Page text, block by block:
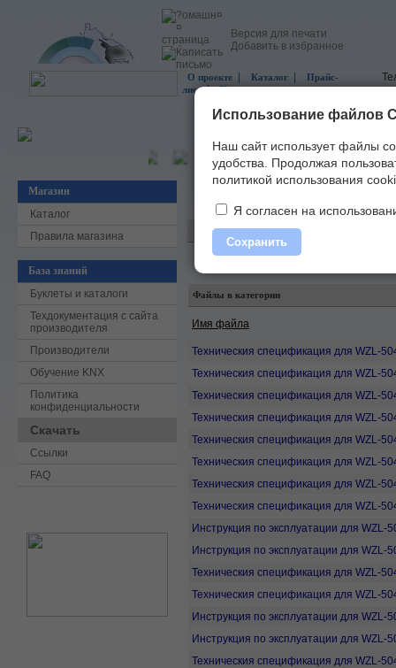
Версия для печати
Добавить в избранное
О проекте Каталог
Прайс-
лист| Контакты
Магазин
Каталог
Правила магазина
База знаний
Буклеты и каталоги
Техдокументация с сайта
производителя
Производители
Обучение KNX
Политика
конфиденциальности
Скачать
Ссылки
FAQ
Файлы в категории
Имя файла
Техническия спецификация для WZL-
Техническия спецификация для WZL-
Техническия спецификация для WZL-
Техническия спецификация для WZL-
Техническия спецификация для WZL-
Техническия спецификация для WZL-
Техническия спецификация для WZL-
Техническия спецификация для WZL-
Инструкция по эксплуатации для WZL-
Инструкция по эксплуатации для WZL-
Техническия спецификация для WZL-
Техническия спецификация для WZL-
Инструкция по эксплуатации для WZL-
Инструкция по эксплуатации для WZL-
Техническия спецификация для WZL-
Использование файлов
Наш сайт использует файлы
удобства. Продолжая
политикой использования
Я согласен на
Сохранить